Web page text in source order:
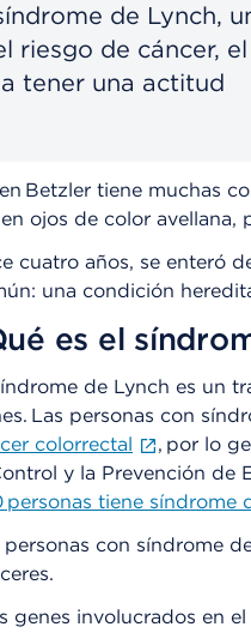
de Lynch,
riesgo de cáncer, el
tener una actitud
Betzler tiene muchas
ojos de color avellana,
cuatro años, se enteró
una condición
es el
de Lynch es un
Las personas con
colorrectal
, por lo
y la Prevención de
personas tiene síndrome
personas con síndrome
genes involucrados en